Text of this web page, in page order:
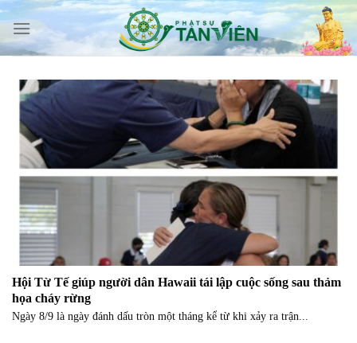
Skip
content
Hội Từ Tế giúp người dân Hawaii tái lập cuộc sống sau thảm
họa cháy rừng
Ngày 8/9 là ngày đánh dấu tròn một tháng kể từ khi xảy ra trận...